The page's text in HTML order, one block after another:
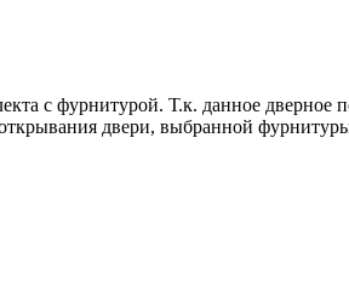
с фурнитурой. Т.к. данное
двери, выбранной